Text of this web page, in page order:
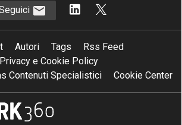
Autori Tags
Rss Feed
Privacy e Cookie Policy
Contenuti Specialistici
Cookie Center